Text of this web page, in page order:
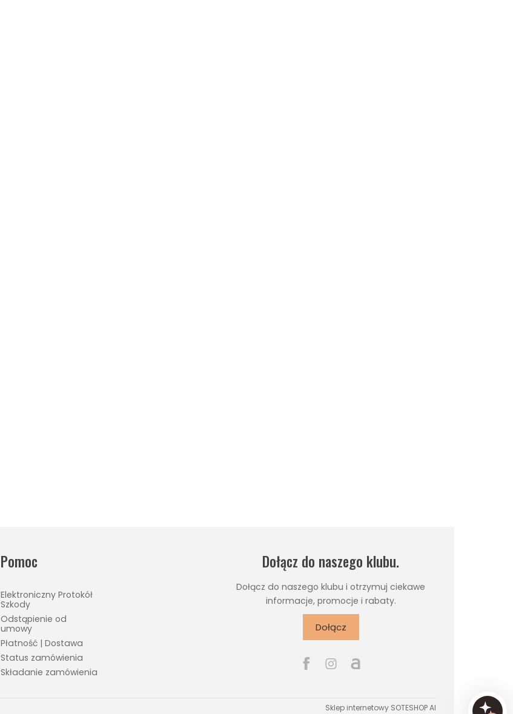
Pomoc
Elektroniczny Protokół
Szkody
Odstąpienie od
umowy
Płatność | Dostawa
Status zamówienia
Składanie zamówienia
Dołącz do naszego klubu.
Dołącz do naszego klubu i otrzymuj ciekawe
informacje, promocje i rabaty.
Dołącz
Sklep internetowy SOTESHOP AI